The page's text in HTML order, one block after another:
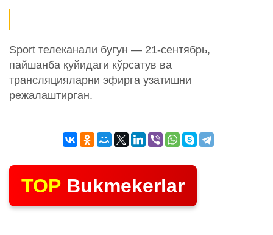
Sport телеканали бугун — 21-сентябрь,
пайшанба қуйидаги кўрсатув ва
трансляцияларни эфирга узатишни
режалаштирган.
TOP Bukmekerlar